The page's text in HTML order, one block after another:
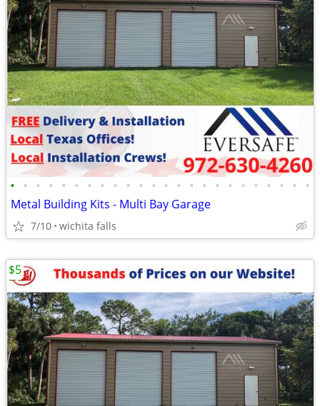
• • • • • • • • • • • • • • • • • • • • • • • •
Metal Building Kits - Multi Bay Garage
7/10 wichita falls
$5